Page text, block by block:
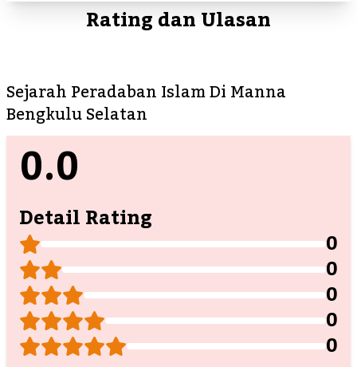
Rating dan Ulasan
Sejarah Peradaban Islam Di Manna
Bengkulu Selatan
0.0
Detail Rating
0
0
0
0
0